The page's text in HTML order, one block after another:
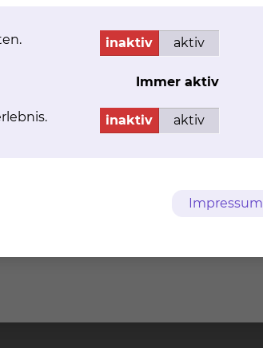
inaktiv aktiv
Immer aktiv
inaktiv aktiv
Impressum